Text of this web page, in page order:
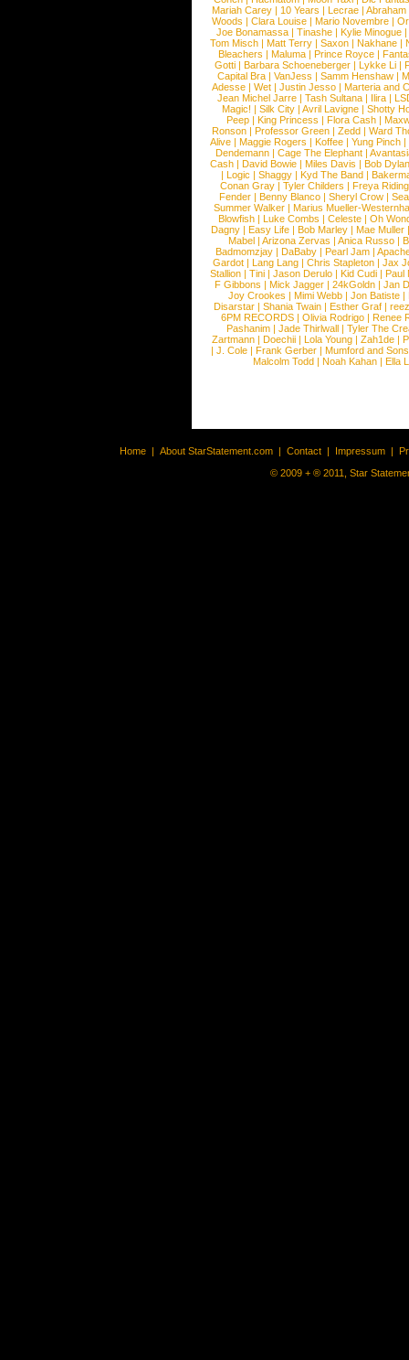
Mariah Carey | 10 Years | Lecrae | Abraham
Woods |Clara Louise |Mario Novembre |
Joe Bonamassa | Tinashe | Kylie Minogue |
Tom Misch |Matt Terry |Saxon |Nakhane |
Bleachers | Maluma | Prince Royce |
Gotti |Barbara Schoeneberger |Lykke Li |
Capital Bra |VanJess |Samm Henshaw |
Adesse |Wet |Justin Jesso |Marteria and
Jean Michel Jarre |Tash Sultana | Ilira |
Magic! | Silk City | Avril Lavigne | Shotty
Peep |King Princess |Flora Cash |
Ronson |Professor Green |Zedd |Ward
Alive |Maggie Rogers |Koffee |Yung Pinch |
Dendemann |Cage The Elephant |
Cash | David Bowie | Miles Davis | Bob Dylan
|Logic |Shaggy |Kyd The Band |
Conan Gray |Tyler Childers |Freya
Fender |Benny Blanco |Sheryl Crow |
Summer Walker |Marius Mueller-
Blowfish | Luke Combs | Celeste | Oh
Dagny |Easy Life |Bob Marley |Mae Muller
Mabel |Arizona Zervas |Anica Russo |
Badmomzjay |DaBaby |Pearl Jam |
Gardot | Lang Lang | Chris Stapleton | Jax
Stallion |Tini |Jason Derulo |Kid Cudi |Paul
F Gibbons | Mick Jagger | 24kGoldn | Jan
Joy Crookes | Mimi Webb | Jon Batiste |
Disarstar | Shania Twain | Esther Graf |
6PM RECORDS | Olivia Rodrigo | Renee
Pashanim |Jade Thirlwall |Tyler The
Zartmann | Doechii | Lola Young | Zah1de |
| J. Cole | Frank Gerber | Mumford and Sons
Malcolm Todd | Noah Kahan | Ella
Home | About StarStatement.com | Contact | Impressum |
© 2009 + ® 2011, Star